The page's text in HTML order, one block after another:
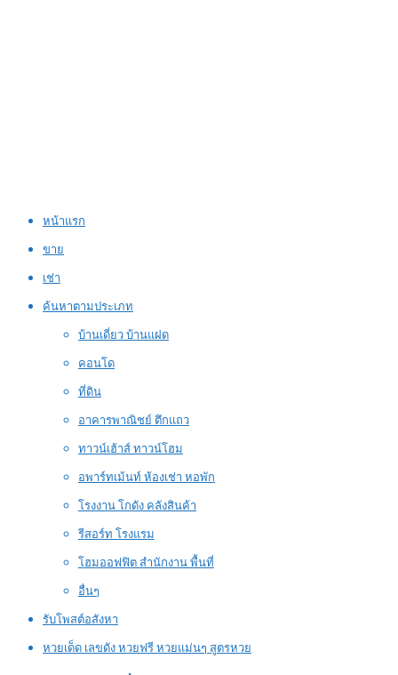
หน้าแรก
ขาย
เช่า
ค้นหาตามประเภท
บ้านเดี่ยว บ้านแฝด
คอนโด
ที่ดิน
อาคารพาณิชย์ ตึกแถว
ทาวน์เฮ้าส์ ทาวน์โฮม
อพาร์ทเม้นท์ ห้องเช่า หอพัก
โรงงาน โกดัง คลังสินค้า
รีสอร์ท โรงแรม
โฮมออฟฟิต สำนักงาน พื้นที่
อื่นๆ
รับโพสต์อสังหา
หวยเด็ด เลขดัง หวยฟรี หวยแม่นๆ สูตรหวย